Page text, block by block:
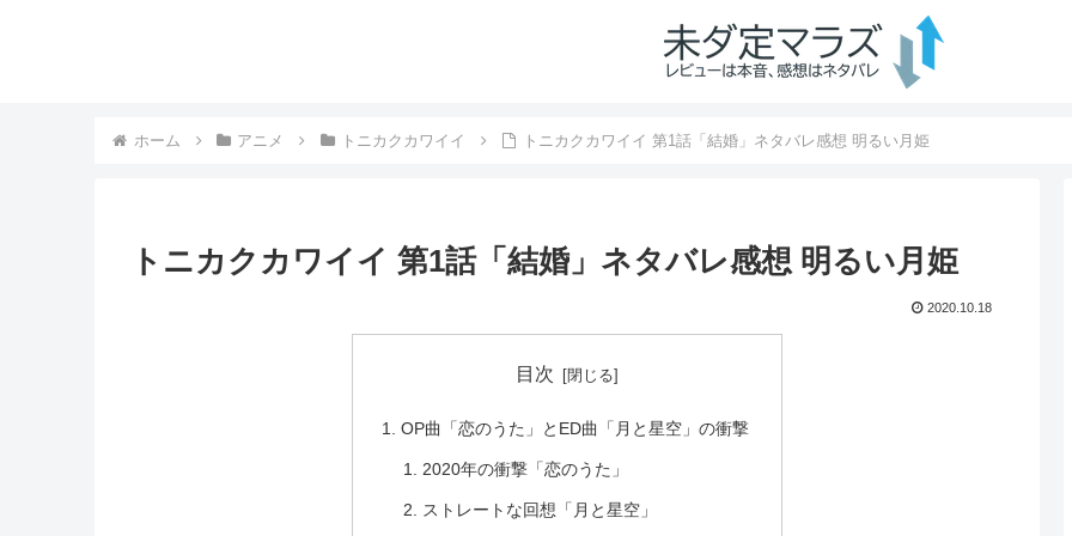
ホーム アニメ トニカクカワイイ トニカクカワイイ 第1話「結婚」ネタバレ感想 明るい月姫
トニカクカワイイ 第1話「結婚」ネタバレ感想 明るい月姫
2020.10.18
目次
OP曲「恋のうた」とED曲「月と星空」の衝撃
2020年の衝撃「恋のうた」
ストレートな回想「月と星空」